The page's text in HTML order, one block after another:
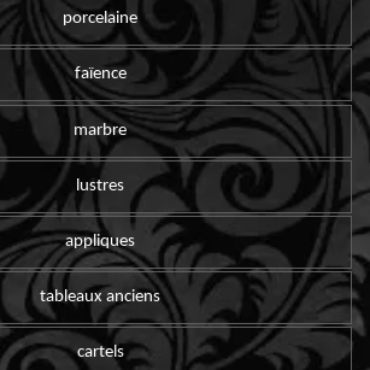
porcelaine
faïence
marbre
lustres
appliques
tableaux anciens
cartels